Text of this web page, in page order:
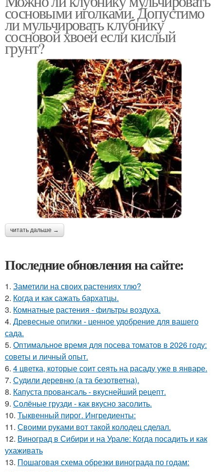
сосновыми иголками. Допустимо
ли мульчировать клубнику
сосновой хвоей если кислый
грунт?
читать дальше →
Последние обновления на сайте:
1. Заметили на своих растениях тлю?
2. Когда и как сажать бархатцы.
3. Комнатные растения - фильтры воздуха.
4. Древесные опилки - ценное удобрение для вашего
сада.
5. Оптимальное время для посева томатов в 2026 году:
советы и личный опыт.
6. 4 цветка, которые соит сеять на расаду уже в январе.
7. Судили деревню (а та безответна).
8. Капуста провансаль - вкуснейший рецепт.
9. Солёные грузди - как вкусно засолить.
10. Тыквенный пирог. Ингредиенты:
11. Своими руками вот такой колодец сделал.
12. Виноград в Сибири и на Урале: Когда посадить и как
ухаживать
13. Пошаговая схема обрезки винограда по годам: